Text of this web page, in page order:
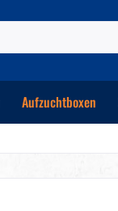
Aufzuchtboxen